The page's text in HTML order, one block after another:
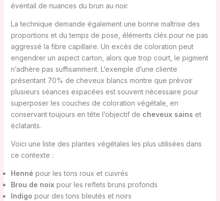
éventail de nuances du brun au noir.
La technique demande également une bonne maîtrise des
proportions et du temps de pose, éléments clés pour ne pas
aggressé la fibre capillaire. Un excès de coloration peut
engendrer un aspect carton, alors que trop court, le pigment
n’adhère pas suffisamment. L’exemple d’une cliente
présentant 70% de cheveux blancs montre que prévoir
plusieurs séances espacées est souvent nécessaire pour
superposer les couches de coloration végétale, en
conservant toujours en tête l’objectif de cheveux sains et
éclatants.
Voici une liste des plantes végétales les plus utilisées dans
ce contexte :
Henné pour les tons roux et cuivrés
Brou de noix pour les reflets bruns profonds
Indigo pour des tons bleutés et noirs